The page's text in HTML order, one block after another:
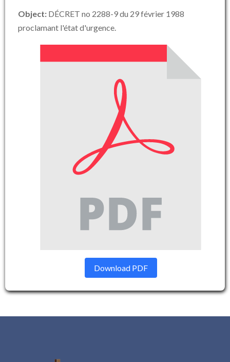
Object: DÉCRET no 2288-9 du 29 février 1988
proclamant l'état d'urgence.
Download PDF